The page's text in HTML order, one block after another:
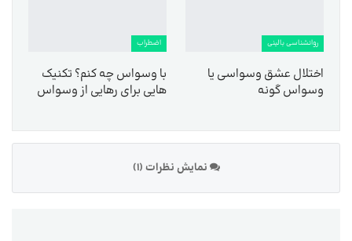
روانشناسی بالینی
اختلال عشق وسواسی یا
وسواس گونه
اضطراب
با وسواس چه کنم؟ تکنیک
هایی برای رهایی از وسواس
نمایش نظرات (1)